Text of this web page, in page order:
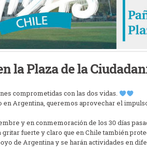
la Plaza de la
comprometidas con las dos vidas.
Argentina, queremos aprovechar el
y en conmemoración de los 30 días
fuerte y claro que en Chile también
de Argentina y se harán actividades en